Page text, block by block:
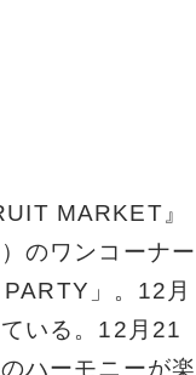
MARKET』
のワンコーナー
」。12月
いる。12月21
ハーモニーが楽